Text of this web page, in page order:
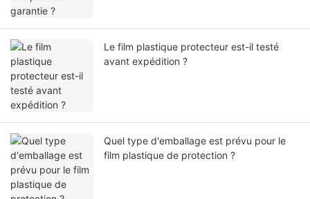
Le film plastique protecteur est-il testé
avant expédition ?
Quel type d'emballage est prévu pour le
film plastique de protection ?